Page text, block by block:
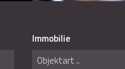
Immobilie
Objektart ..